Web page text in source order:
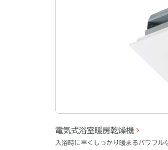
電気式浴室暖房乾燥機
入浴時に早くしっかり暖まるパワフ